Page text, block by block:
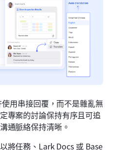
使用串接回覆，而不是雜亂無
專案的討論保持有序且可追
通脈絡保持清晰。
以將任務、Lark Docs 或 Base